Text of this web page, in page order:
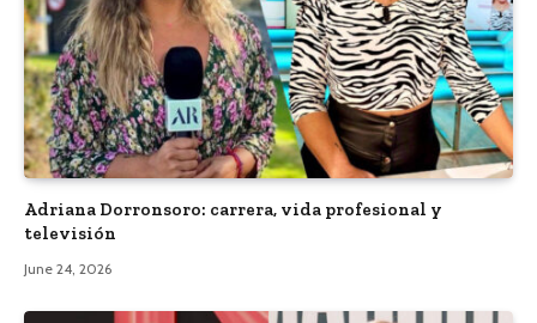
Adriana Dorronsoro: carrera, vida profesional y
televisión
June 24, 2026